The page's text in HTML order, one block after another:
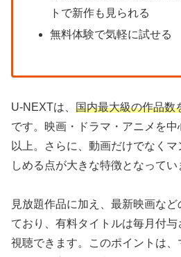
トで新作も見られる
無料体験で気軽に試せる
U-NEXTは、 国内最大級の作品数
です。映画・ドラマ・アニメを
以上。さらに、動画だけでなく
しめる点が大きな特徴となってい
見放題作品に加え、最新映画な
ており、有料タイトルは毎月付
視聴できます。このポイントは